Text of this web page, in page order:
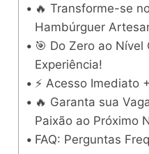
🔥 Transforme-se
Hambúrguer
🎯 Do Zero ao Nível
Experiência!
⚡ Acesso Imediato
🔥 Garanta sua
Paixão ao Próximo
FAQ: Perguntas